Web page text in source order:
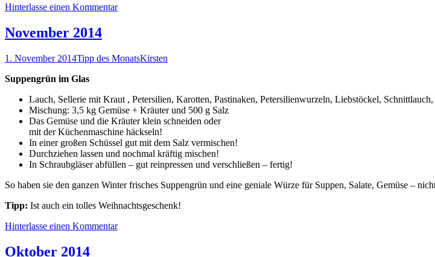
Hinterlasse einen Kommentar
November 2014
1. November 2014Tipp des MonatsKirsten
Suppengrün im Glas
Lauch, Sellerie mit Kraut , Petersilien, Karotten, Pastinaken, Petersilienwurzeln, Liebstöckel,
Mischung: 3,5 kg Gemüse + Kräuter und 500 g Salz
Das Gemüse und die Kräuter klein schneiden oder
mit der Küchenmaschine häckseln!
In einer großen Schüssel gut mit dem Salz vermischen!
Durchziehen lassen und nochmal kräftig mischen!
In Schraubgläser abfüllen – gut reinpressen und verschließen – fertig!
So haben sie den ganzen Winter frisches Suppengrün und eine geniale Würze für Suppen, Salate, Gemüse –
Tipp: Ist auch ein tolles Weihnachtsgeschenk!
Hinterlasse einen Kommentar
Oktober 2014